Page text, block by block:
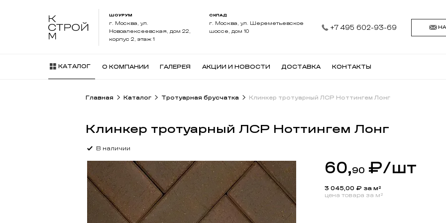
ШОУРУМ
г. Москва, ул.
Новоалексеевская, дом 22,
корпус 2, этаж 1
СКЛАД
г. Москва, ул. Шереметьевское
шоссе, дом 10
+7 495 602-93-69
КАТАЛОГ О КОМПАНИИ ГАЛЕРЕЯ АКЦИИ И НОВОСТИ ДОСТАВКА КОНТАКТЫ
Главная Каталог Тротуарная брусчатка Клинкер тротуарный ЛСР Ноттингем Лонг
Клинкер тротуарный ЛСР Ноттингем Лонг
В наличии
60,90 ₽/шт
3 045,00 ₽ за м²
цена товара за м²